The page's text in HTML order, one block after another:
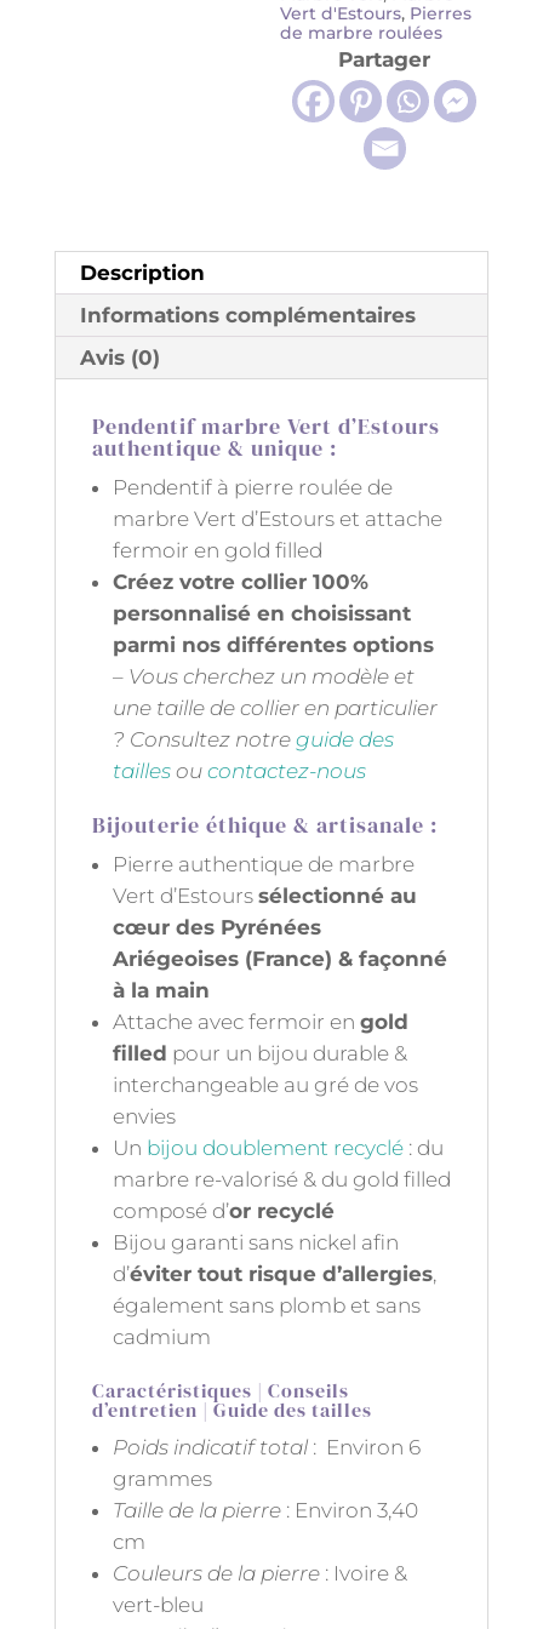
EZIO
Vert d'Estours, Pierres
de marbre roulées
Partager
Description
Informations complémentaires
Avis (0)
Pendentif marbre Vert d’Estours
authentique & unique :
Pendentif à pierre roulée de
marbre Vert d’Estours et attache
fermoir en gold filled
Créez votre collier 100%
personnalisé en choisissant
parmi nos différentes options
– Vous cherchez un modèle et
une taille de collier en particulier
? Consultez notre guide des
taillesou contactez-nous
Bijouterie éthique & artisanale :
Pierre authentique de marbre
Vert d’Estours sélectionné au
cœur des Pyrénées
Ariégeoises (France) & façonné
à la main
Attache avec fermoir en gold
filled pour un bijou durable &
interchangeable au gré de vos
envies
Un bijou doublement recyclé : du
marbre re-valorisé & du gold filled
composé d’or recyclé
Bijou garanti sans nickel afin
d’éviter tout risque d’allergies,
également sans plomb et sans
cadmium
Caractéristiques | Conseils
d’entretien | Guide des tailles
Poids indicatif total: Environ 6
grammes
Taille de la pierre: Environ 3,40
cm
Couleurs de la pierre: Ivoire &
vert-bleu